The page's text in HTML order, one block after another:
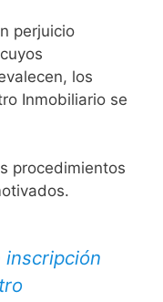
perjuicio
los
Inmobiliario se
procedimientos
inscripción